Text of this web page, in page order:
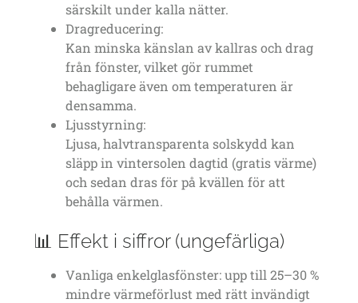
särskilt under kalla nätter.
Dragreducering:
Kan minska känslan av kallras och drag
från fönster, vilket gör rummet
behagligare även om temperaturen är
densamma.
Ljusstyrning:
Ljusa, halvtransparenta solskydd kan
släpp in vintersolen dagtid (gratis värme)
och sedan dras för på kvällen för att
behålla värmen.
📊 Effekt i siffror (ungefärliga)
Vanliga enkelglasfönster: upp till 25–30 %
mindre värmeförlust med rätt invändigt